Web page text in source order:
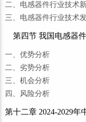
二、电感器件行业技术
三、电感器件行业技术
第四节 我国电感器
一、优势分析
二、劣势分析
三、机会分析
四、风险分析
第十二章 2024-2029